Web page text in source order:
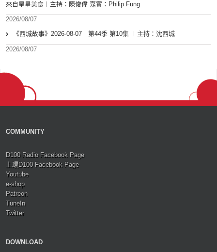
來自星星美食︱主持：陳俊偉 嘉賓：Philip Fung
2026/08/07
《西城故事》2026-08-07︱第44季 第10集 ︱主持：沈西城
2026/08/07
COMMUNITY
D100 Radio Facebook Page
上環D100 Facebook Page
Youtube
e-shop
Patreon
TuneIn
Twitter
DOWNLOAD